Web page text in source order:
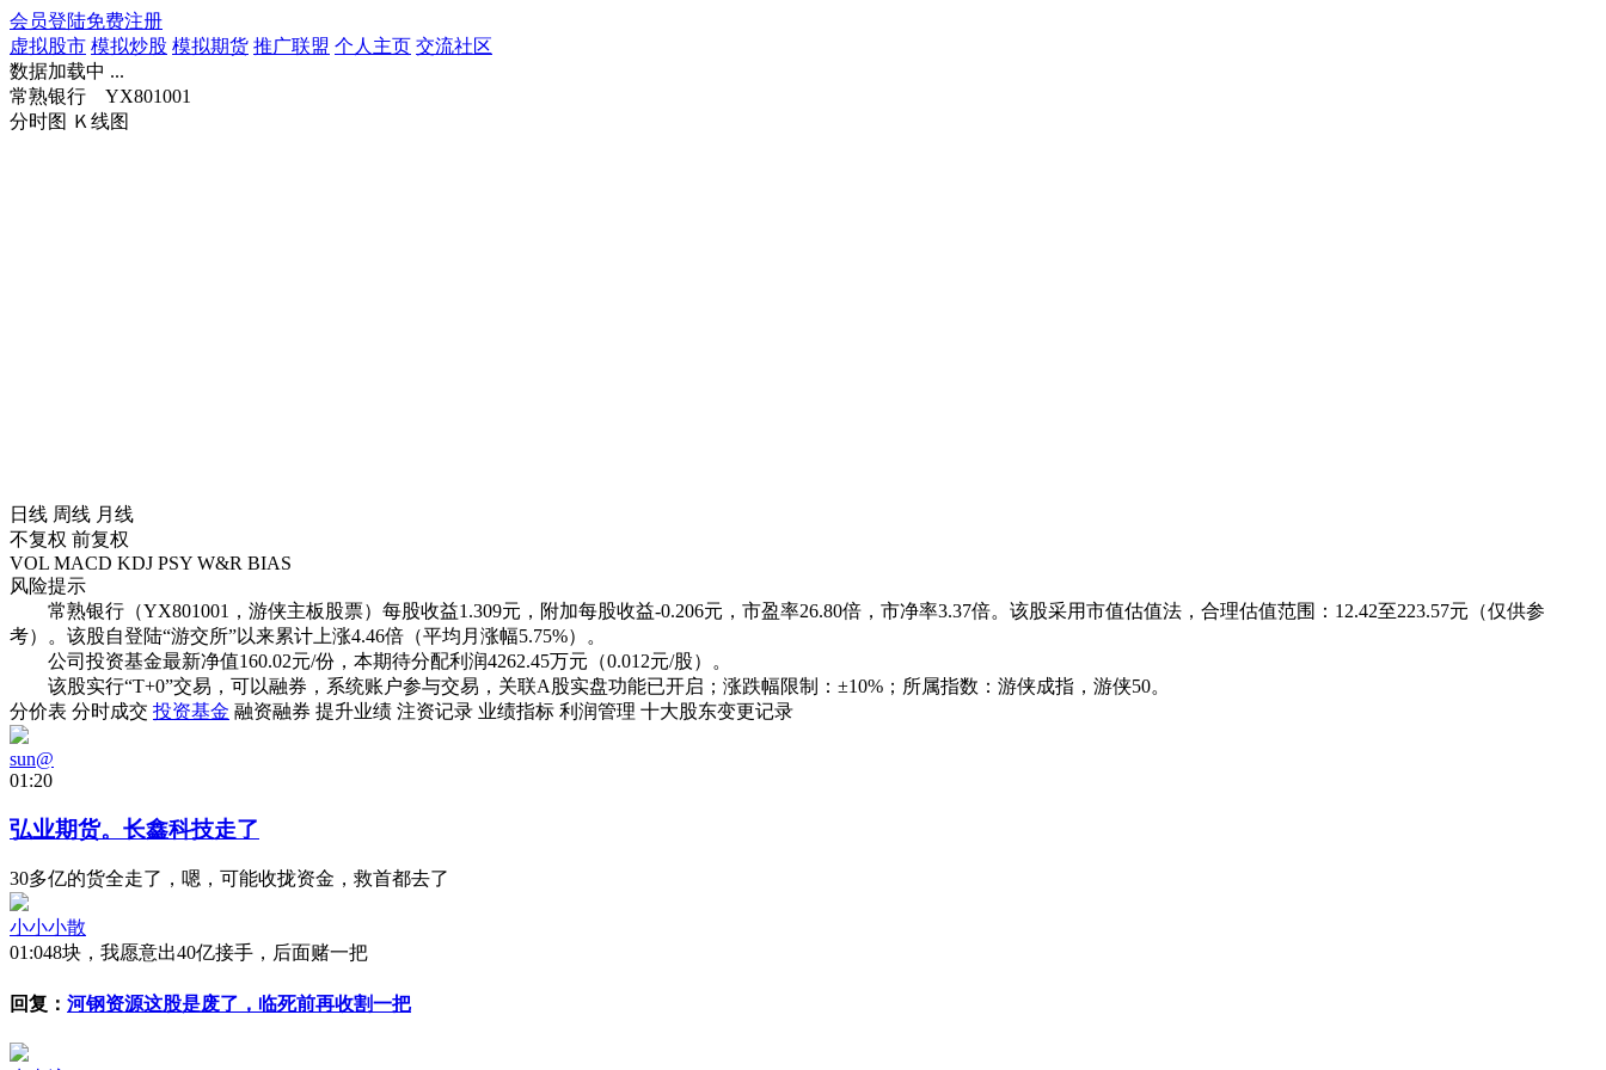
会员登陆免费注册
虚拟股市 模拟炒股 模拟期货 推广联盟 个人主页 交流社区
数据加载中 ...
常熟银行 YX801001
分时图 Ｋ线图
日线 周线 月线
不复权 前复权
VOL MACD KDJ PSY W&R BIAS
风险提示
常熟银行（YX801001，游侠主板股票）每股收益1.309元，附加每股收益-0.206元，市盈率26.80倍，市净率3.37倍。该股采用市值估值法，合理估值范围：12.42至223.57元（仅供参
考）。该股自登陆“游交所”以来累计上涨4.46倍 （平均月涨幅5.75%）。
公司投资基金最新净值160.02元/份，本期待分配利润4262.45万元（0.012元/股）
。
该股实行“T+0”交易 ， 可以融券 ，系统账户参与交易，关联A股实盘功能已开启；涨跌幅限制： ±10% ；所属指数：游侠成指，游侠50。
分价表 分时成交 投资基金 融资融券 提升业绩 注资记录 业绩指标 利润管理 十大股东变更记录
sun@
01:20
弘业期货。长鑫科技走了
30多亿的货全走了，嗯，可能收拢资金，救首都去了
小小小散
01:048块，我愿意出40亿接手，后面赌一把
回复： 河钢资源这股是废了，临死前再收割一把